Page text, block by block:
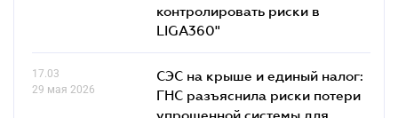
контролировать риски в
LIGA360"
17.03
29 мая 2026
СЭС на крыше и единый налог:
ГНС разъяснила риски потери
упрощенной системы для